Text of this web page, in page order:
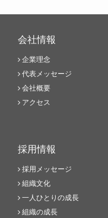
会社情報
企業理念
代表メッセージ
会社概要
アクセス
採用情報
採用メッセージ
組織文化
一人ひとりの成長
組織の成長